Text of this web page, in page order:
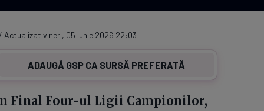
vineri, 05 iunie 2026 22:03
ADAUGĂ GSP CA SURSĂ PREFERATĂ
Final Four-ul Ligii Campionilor,